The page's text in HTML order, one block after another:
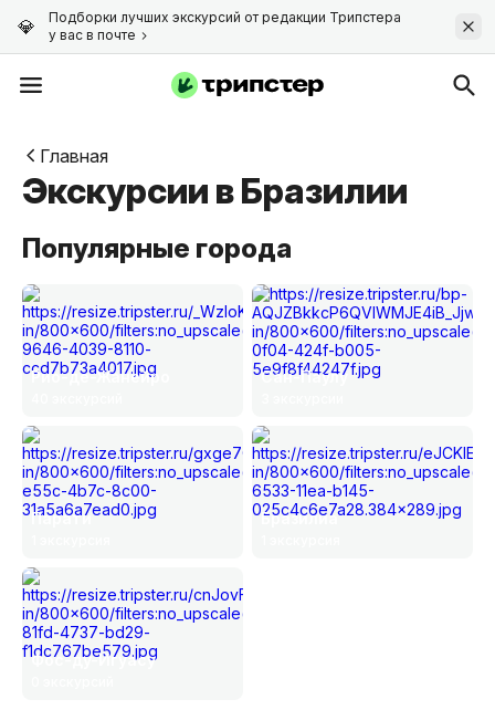
Подборки лучших экскурсий от редакции Трипстера
у вас в почте
Главная
Экскурсии в Бразилии
Популярные города
Рио-де-Жанейро Сан-Паулу
Парати Бразилиа
Фос-ду-Игуасу